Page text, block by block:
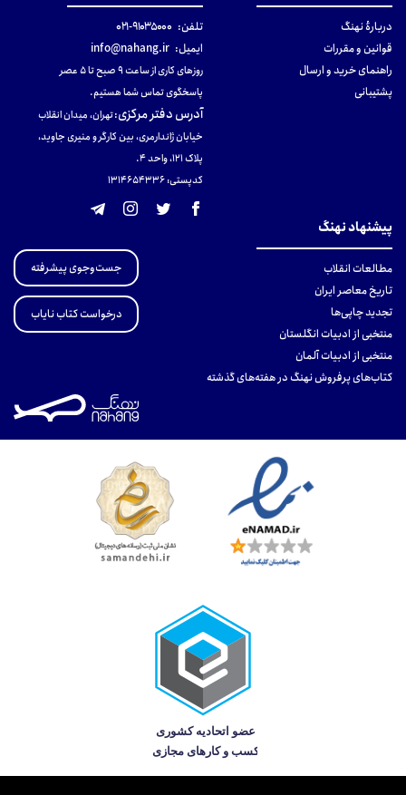
دربارهٔ نهنگ
قوانین و مقررات
راهنمای خرید و ارسال
پشتیبانی
تلفن: ۹۱۰۳۵۰۰۰-۰۲۱
ایمیل: info@nahang.ir
روزهای کاری از ساعت ۹ صبح تا ۵ عصر
پاسخگوی تماس شما هستیم.
آدرس دفتر مرکزی:تهران، میدان انقلاب
خیابان ژاندارمری، بین کارگر و منیری جاوید،
پلاک 121، واحد ۴.
کدپستی: 131465433۶
پیشنهاد نهنگ
مطالعات انقلاب
تاریخ معاصر ایران
تجدید چاپی‌ها
منتخبی از ادبیات انگلستان
منتخبی از ادبیات آلمان
کتاب‌های پرفروش نهنگ در هفته‌های گذشته
جست‌وجوی پیشرفته
درخواست کتاب نایاب